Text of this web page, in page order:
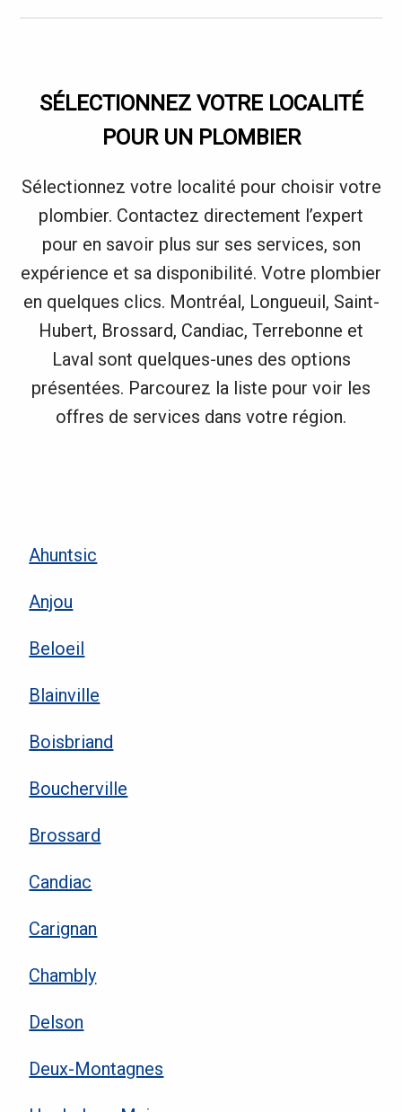
SÉLECTIONNEZ VOTRE LOCALITÉ
POUR UN PLOMBIER
Sélectionnez votre localité pour choisir votre
plombier. Contactez directement l’expert
pour en savoir plus sur ses services, son
expérience et sa disponibilité. Votre plombier
en quelques clics. Montréal, Longueuil, Saint-
Hubert, Brossard, Candiac, Terrebonne et
Laval sont quelques-unes des options
présentées. Parcourez la liste pour voir les
offres de services dans votre région.
Ahuntsic
Anjou
Beloeil
Blainville
Boisbriand
Boucherville
Brossard
Candiac
Carignan
Chambly
Delson
Deux-Montagnes